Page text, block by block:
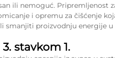
ili nemoguć. Pripremljenost
i opremu za čišćenje
smanjiti proizvodnju energije
stavkom 1.